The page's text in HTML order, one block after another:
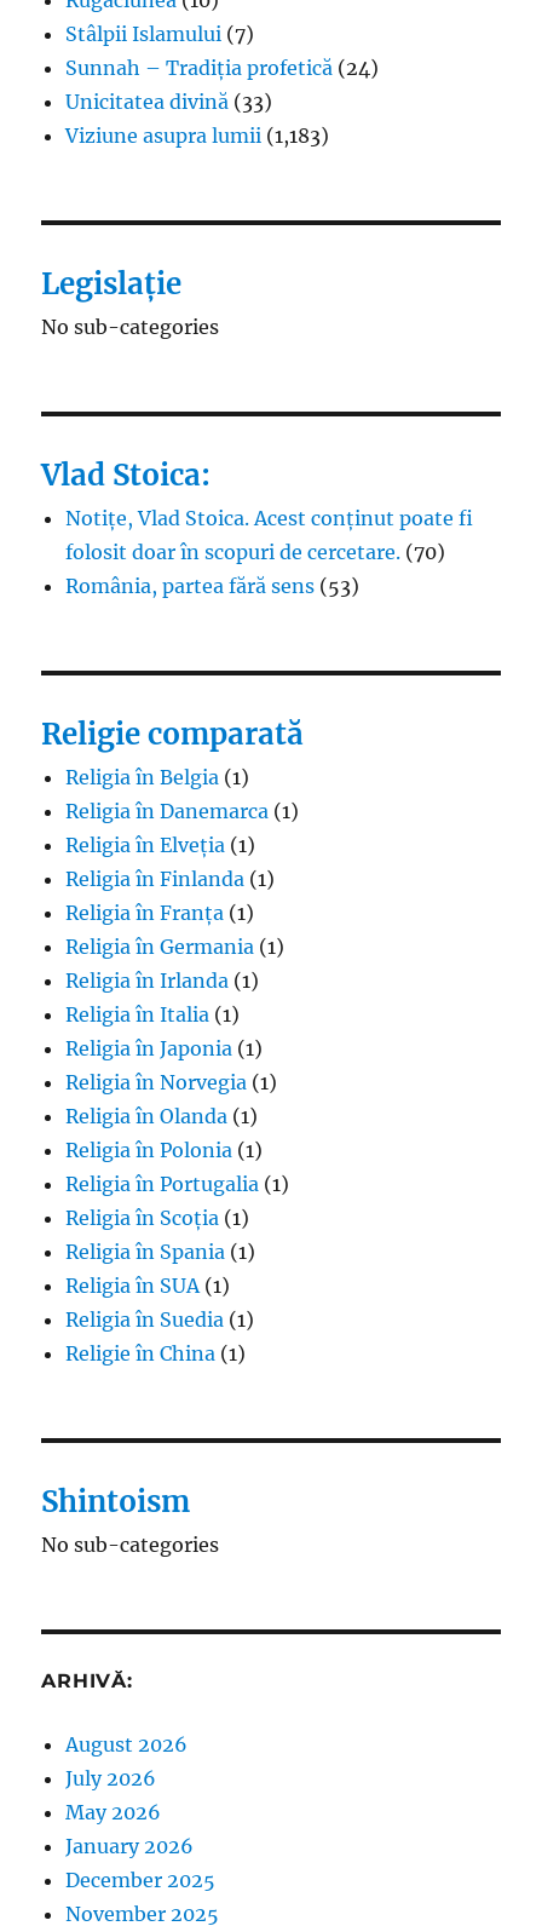
Stâlpii Islamului (7)
Sunnah – Tradiția profetică (24)
Unicitatea divină (33)
Viziune asupra lumii (1,183)
Legislație
No sub-categories
Vlad Stoica:
Notițe, Vlad Stoica. Acest conținut poate fi
folosit doar în scopuri de cercetare. (70)
România, partea fără sens (53)
Religie comparată
Religia în Belgia (1)
Religia în Danemarca (1)
Religia în Elveția (1)
Religia în Finlanda (1)
Religia în Franța (1)
Religia în Germania (1)
Religia în Irlanda (1)
Religia în Italia (1)
Religia în Japonia (1)
Religia în Norvegia (1)
Religia în Olanda (1)
Religia în Polonia (1)
Religia în Portugalia (1)
Religia în Scoția (1)
Religia în Spania (1)
Religia în SUA (1)
Religia în Suedia (1)
Religie în China (1)
Shintoism
No sub-categories
ARHIVĂ:
August 2026
July 2026
May 2026
January 2026
December 2025
November 2025